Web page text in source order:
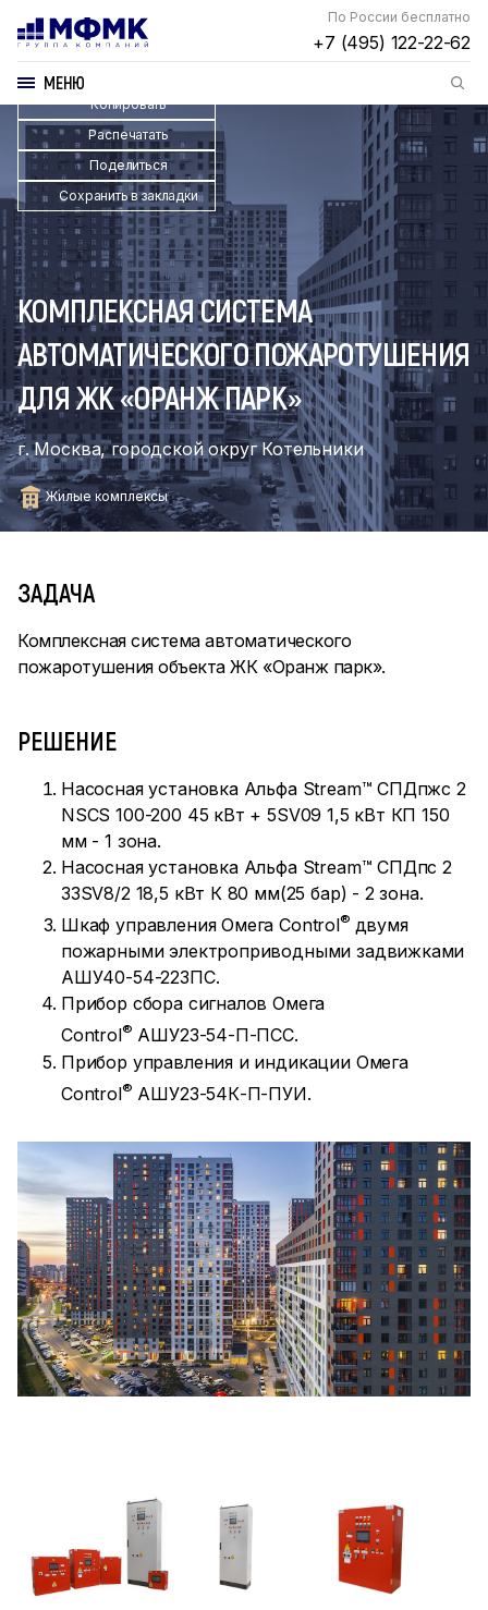
По России бесплатно
+7 (495) 122-22-62
МЕНЮ
Копировать
Распечатать
Поделиться
Сохранить в закладки
КОМПЛЕКСНАЯ СИСТЕМА
АВТОМАТИЧЕСКОГО ПОЖАРОТУШЕНИЯ
ДЛЯ ЖК «ОРАНЖ ПАРК»
г. Москва, городской округ Котельники
Жилые комплексы
ЗАДАЧА
Комплексная система автоматического
пожаротушения объекта ЖК «Оранж парк».
РЕШЕНИЕ
Насосная установка Альфа Stream™ СПДпжс 2
NSCS 100-200 45 кВт + 5SV09 1,5 кВт КП 150
мм - 1 зона.
Насосная установка Альфа Stream™ СПДпс 2
33SV8/2 18,5 кВт К 80 мм(25 бар) - 2 зона.
Шкаф управления Омега Control® двумя
пожарными электроприводными задвижками
АШУ40-54-22ЗПС.
Прибор сбора сигналов Омега
Control® АШУ23-54-П-ПСС.
Прибор управления и индикации Омега
Control® АШУ23-54К-П-ПУИ.